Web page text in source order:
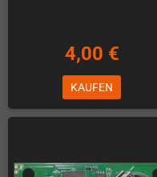
4,00 €
KAUFEN